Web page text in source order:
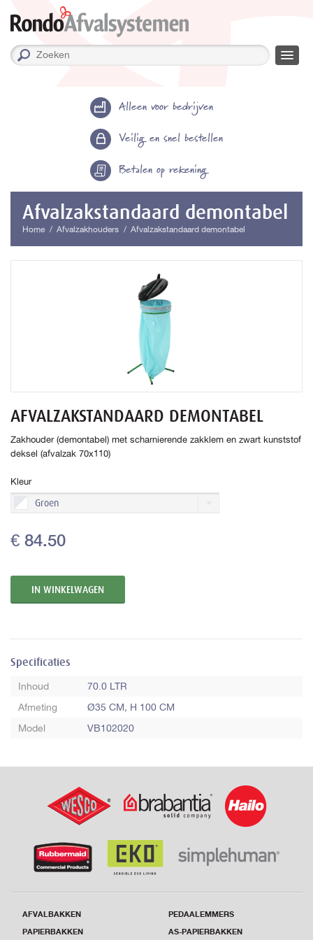
Alleen voor bedrijven
Veilig en snel bestellen
Betalen op rekening
Afvalzakstandaard demontabel
Home Afvalzakhouders Afvalzakstandaard demontabel
AFVALZAKSTANDAARD DEMONTABEL
Zakhouder (demontabel) met scharnierende zakklem en zwart kunststof
deksel (afvalzak 70x110)
Kleur
Groen
€ 84.50
Specificaties
Inhoud
70.0 LTR
Afmeting
Ø35 CM, H 100 CM
Model
VB102020
AFVALBAKKEN PEDAALEMMERS
PAPIERBAKKEN AS-PAPIERBAKKEN